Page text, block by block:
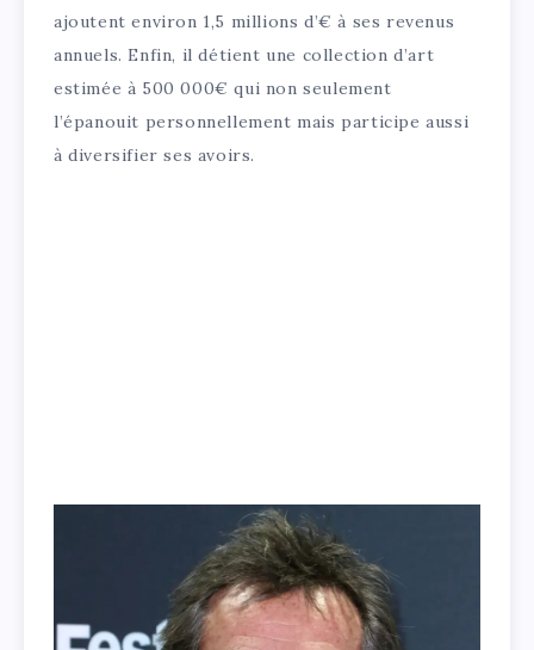
ajoutent environ 1,5 millions d’€ à ses revenus
annuels. Enfin, il détient une collection d’art
estimée à 500 000€ qui non seulement
l’épanouit personnellement mais participe aussi
à diversifier ses avoirs.